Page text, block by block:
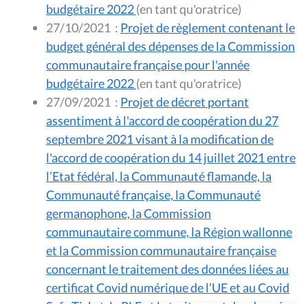
budgétaire 2022
(en tant qu'oratrice)
27/10/2021 : Projet de règlement contenant le
budget général des dépenses de la Commission
communautaire française pour l'année
budgétaire 2022
(en tant qu'oratrice)
27/09/2021 : Projet de décret portant
assentiment à l'accord de coopération du 27
septembre 2021 visant à la modification de
l'accord de coopération du 14 juillet 2021 entre
l’Etat fédéral, la Communauté flamande, la
Communauté française, la Communauté
germanophone, la Commission
communautaire commune, la Région wallonne
et la Commission communautaire française
concernant le traitement des données liées au
certificat Covid numérique de l’UE et au Covid